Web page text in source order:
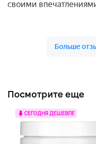
Посмотрите еще
СЕГОДНЯ ДЕШЕВЛЕ